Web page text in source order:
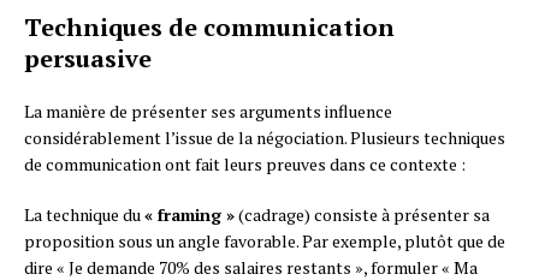
Techniques de communication
persuasive
La manière de présenter ses arguments influence
considérablement l’issue de la négociation. Plusieurs techniques
de communication ont fait leurs preuves dans ce contexte :
La technique du « framing »(cadrage) consiste à présenter sa
proposition sous un angle favorable. Par exemple, plutôt que de
dire « Je demande 70% des salaires restants », formuler « Ma